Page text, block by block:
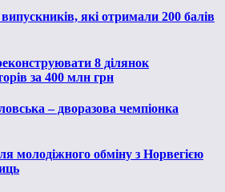
які отримали 200 балів
8 ділянок
за 400 млн грн
– дворазова чемпіонка
молодіжного обміну з Норвегією